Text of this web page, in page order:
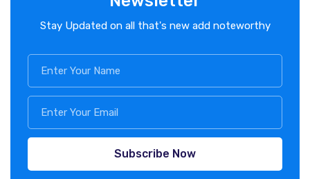
Stay Updated on all that's new add noteworthy
Subscribe Now